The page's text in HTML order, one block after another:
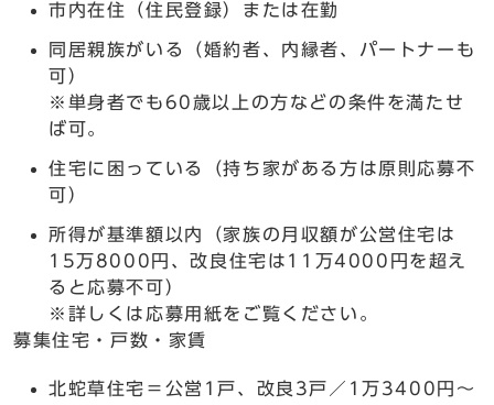
市内在住（住民登録）または在勤
同居親族がいる（婚約者、内縁者、パートナーも
可）
※単身者でも60歳以上の方などの条件を満たせ
ば可。
住宅に困っている（持ち家がある方は原則応募不
可）
所得が基準額以内（家族の月収額が公営住宅は
15万8000円、改良住宅は11万4000円を超え
ると応募不可）
※詳しくは応募用紙をご覧ください。
募集住宅・戸数・家賃
北蛇草住宅＝公営1戸、改良3戸／1万3400円～